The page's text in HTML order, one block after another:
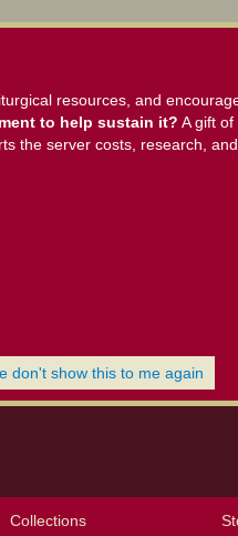
resources, and
to help sustain it? A gift
the server costs, research,
don't show this to me again
Collections